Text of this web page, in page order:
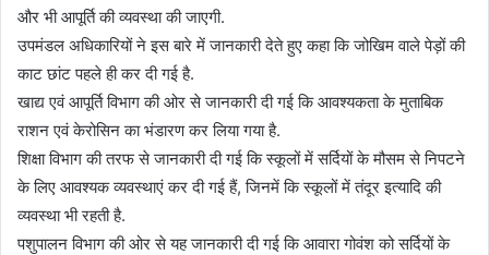
और भी आपूर्ति की व्यवस्था की जाएगी.
उपमंडल अधिकारियों ने इस बारे में जानकारी देते हुए कहा कि जोखिम वाले पेड़ों की
काट छांट पहले ही कर दी गई है.
खाद्य एवं आपूर्ति विभाग की ओर से जानकारी दी गई कि आवश्यकता के मुताबिक
राशन एवं केरोसिन का भंडारण कर लिया गया है.
शिक्षा विभाग की तरफ से जानकारी दी गई कि स्कूलों में सर्दियों के मौसम से निपटने
के लिए आवश्यक व्यवस्थाएं कर दी गई हैं, जिनमें कि स्कूलों में तंदूर इत्यादि की
व्यवस्था भी रहती है.
पशुपालन विभाग की ओर से यह जानकारी दी गई कि आवारा गोवंश को सर्दियों के